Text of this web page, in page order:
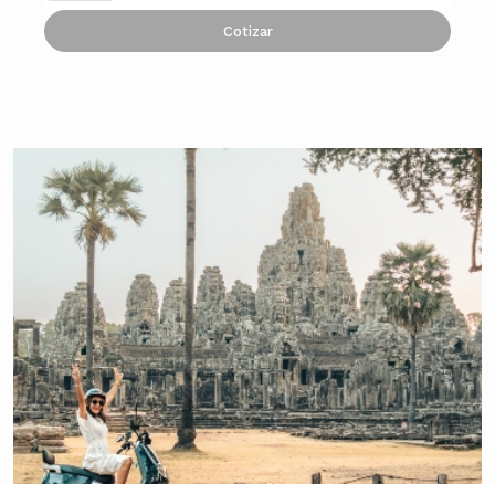
Cotizar